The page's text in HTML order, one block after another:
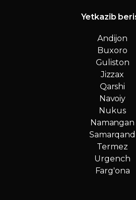
Yetkazib
Andijon
Buxoro
Guliston
Jizzax
Qarshi
Navoiy
Nukus
Namangan
Samarqand
Termez
Urgench
Farg'ona